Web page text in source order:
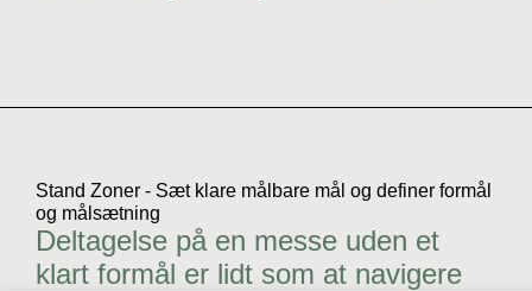
Stand Zoner - Sæt klare målbare mål og definer formål
og målsætning
Deltagelse på en messe uden et
klart formål er lidt som at navigere